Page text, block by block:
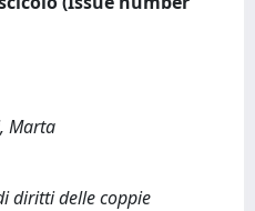
Marta
diritti delle coppie